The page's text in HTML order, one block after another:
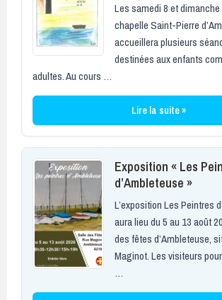
Les samedi 8 et
chapelle Saint-Pierre
accueillera plusieurs
destinées aux enfants
adultes. Au cours …
Lire la suite »
Exposition « Les
d’Ambleteuse »
L’exposition Les Peintres
aura lieu du 5 au 13 août
des fêtes d’Ambleteuse,
Maginot. Les visiteurs
…